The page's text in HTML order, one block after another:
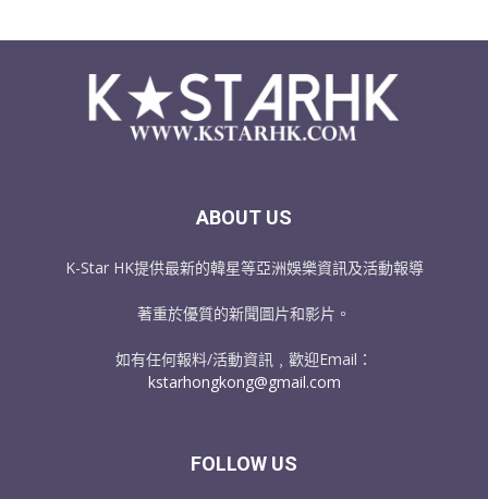
ABOUT US
K-Star HK提供最新的韓星等亞洲娛樂資訊及活動報導
著重於優質的新聞圖片和影片。
如有任何報料/活動資訊﹐歡迎Email：
kstarhongkong@gmail.com
FOLLOW US